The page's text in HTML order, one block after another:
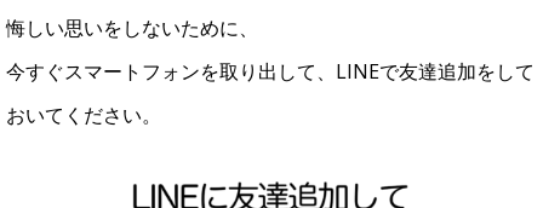
悔しい思いをしないために、
今すぐスマートフォンを取り出して、LINEで友達追加をして
おいてください。